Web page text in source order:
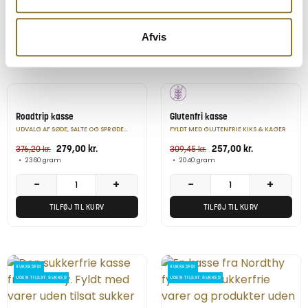
Afvis
Loacker Quadratini - vanilje
Relaterede Produkter
Roadtrip kasse
UDVALG AF SØDE, SALTE OG SPRØDE
376,20kr. 279,00kr.
• 2360 gram
− +
TILFØJ TIL KURV
POPULÆR
Glutenfri kasse
FYLDT MED GLUTENFRIE KIKS & KAGER
309,45kr. 257,00kr.
• 2040 gram
− +
TILFØJ TIL KURV
SUKKERFRI
UDEN TILSAT SUKKER
SUKKERFRI
UDEN TILSAT SUKKER